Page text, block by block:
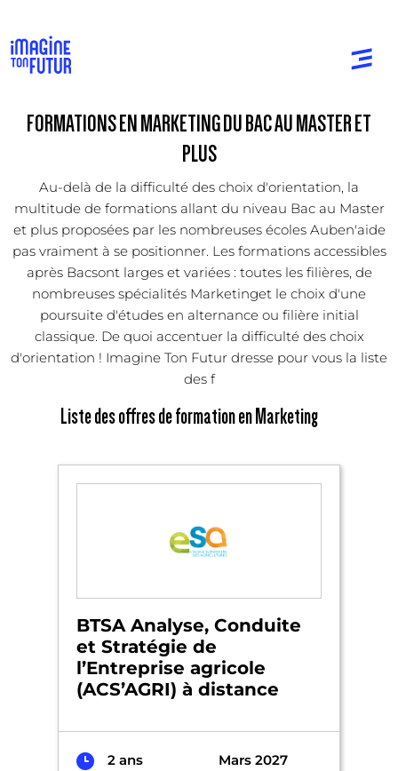
FORMATIONS EN MARKETING DU BAC AU MASTER ET
PLUS
Au-delà de la difficulté des choix d'orientation, la
multitude de formations allant du niveau Bac au Master
et plus proposées par les nombreuses écoles Auben'aide
pas vraiment à se positionner. Les formations accessibles
après Bacsont larges et variées : toutes les filières, de
nombreuses spécialités Marketinget le choix d'une
poursuite d'études en alternance ou filière initial
classique. De quoi accentuer la difficulté des choix
d'orientation ! Imagine Ton Futur dresse pour vous la liste
des f
Liste des offres de formation en Marketing
BTSA Analyse, Conduite
et Stratégie de
l’Entreprise agricole
(ACS’AGRI) à distance
2 ans
Mars 2027